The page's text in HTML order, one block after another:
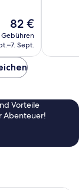
Der
Preis
beträgt
82 €
Sept.
Vorteile
Abenteuer!